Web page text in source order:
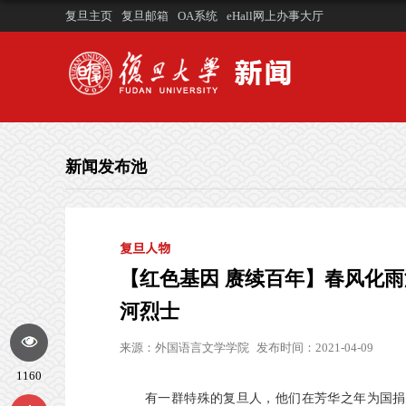
复旦主页 复旦邮箱 OA系统 eHall网上办事大厅
新闻发布池
复旦人物
【红色基因 赓续百年】春风
河烈士
来源： 外国语言文学学院 发布时间：2021-04-09
有一群特殊的复旦人， 他们在芳华之年为国
1160